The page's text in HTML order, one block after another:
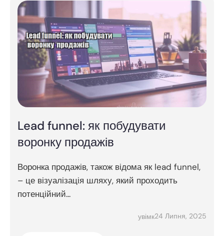
Lead funnel: як побудувати
воронку продажів
Воронка продажів, також відома як lead funnel,
– це візуалізація шляху, який проходить
потенційний...
увімк24 Липня, 2025